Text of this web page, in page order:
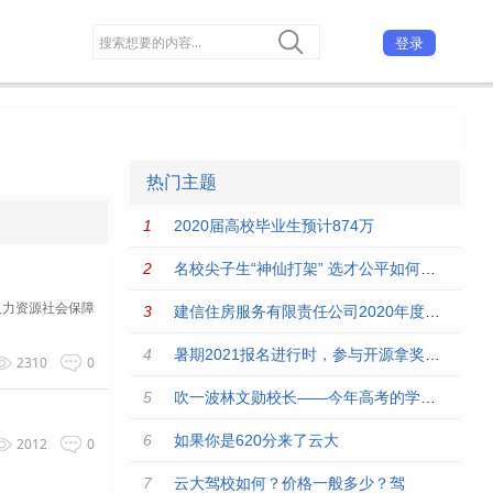
登录
资源社会保障
0
2310
0
2012
热门主题
2020届高校毕业生预计874万
如果你是620分来了云大
云大驾校如何？价格一般多少？驾